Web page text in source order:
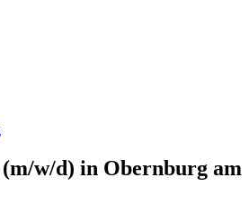
w/d) in Obernburg am